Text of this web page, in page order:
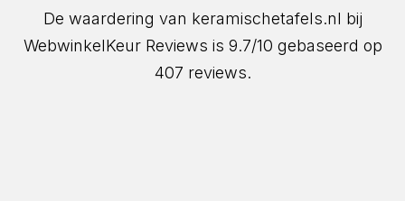
De waardering van keramischetafels.nl bij
WebwinkelKeur Reviews is 9.7/10 gebaseerd op
407 reviews.